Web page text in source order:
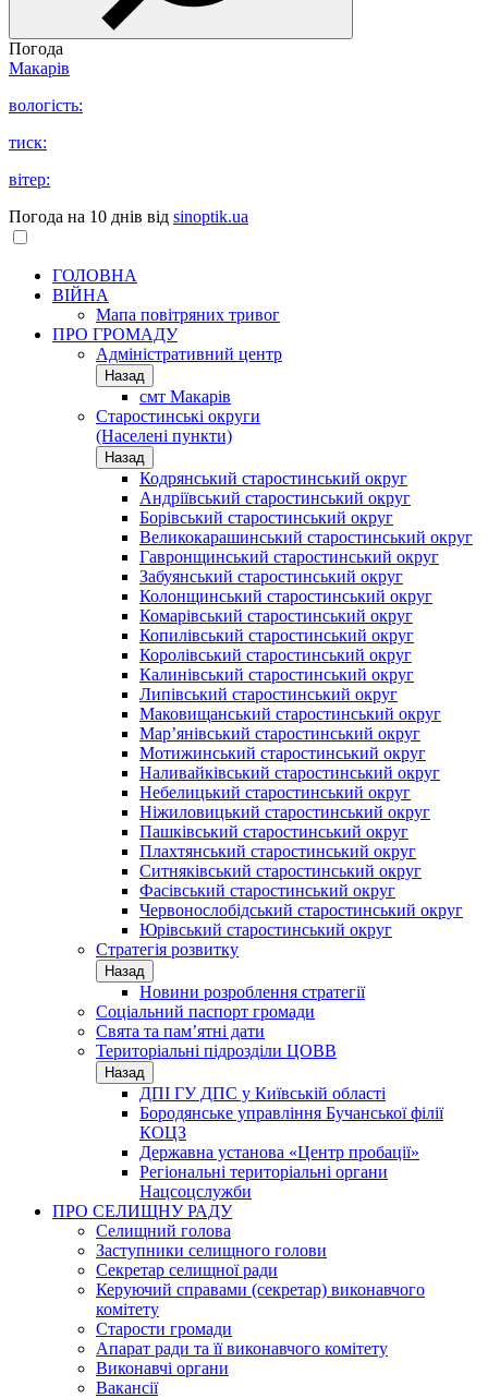
Погода
Макарів
вологість:
тиск:
вітер:
Погода на 10 днів від sinoptik.ua
ГОЛОВНА
ВІЙНА
Мапа повітряних тривог
ПРО ГРОМАДУ
Aдміністративний центр
Назад
смт Макарів
Старостинські округи
(Населені пункти)
Назад
Кодрянський старостинський округ
Андріївський старостинський округ
Борівський старостинський округ
Великокарашинський старостинський округ
Гавронщинський старостинський округ
Забуянський старостинський округ
Колонщинський старостинський округ
Комарівський старостинський округ
Копилівський старостинський округ
Королівський старостинський округ
Калинівський старостинський округ
Липівський старостинський округ
Маковищанський старостинський округ
Мар’янівський старостинський округ
Мотижинський старостинський округ
Наливайківський старостинський округ
Небелицький старостинський округ
Ніжиловицький старостинський округ
Пашківський старостинський округ
Плахтянський старостинський округ
Ситняківський старостинський округ
Фасівський старостинський округ
Червонослобідський старостинський округ
Юрівський старостинський округ
Стратегія розвитку
Назад
Новини розроблення стратегії
Соціальний паспорт громади
Свята та пам’ятні дати
Територіальні підрозділи ЦОВВ
Назад
ДПІ ГУ ДПС у Київській області
Бородянське управління Бучанської філії
КОЦЗ
Державна установа «Центр пробації»
Регіональні територіальні органи
Нацсоцслужби
ПРО СЕЛИЩНУ РАДУ
Селищний голова
Заступники селищного голови
Секретар селищної ради
Керуючий справами (секретар) виконавчого
комітету
Старости громади
Апарат ради та її виконавчого комітету
Виконавчі органи
Вакансії